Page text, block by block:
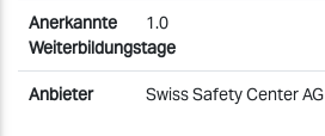
1.0
Swiss Safety Center AG